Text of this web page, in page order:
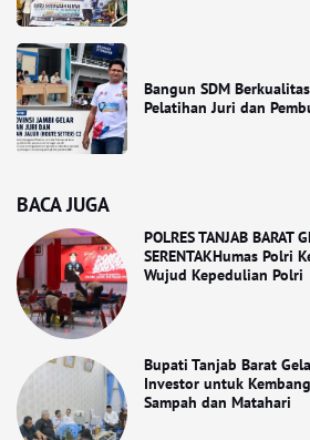
Bangun SDM
Pelatihan Juri dan
BACA JUGA
POLRES TANJAB BARAT
SERENTAKHumas Polri
Wujud Kepedulian Polri​
Bupati Tanjab Barat
Investor untuk
Sampah dan Matahari